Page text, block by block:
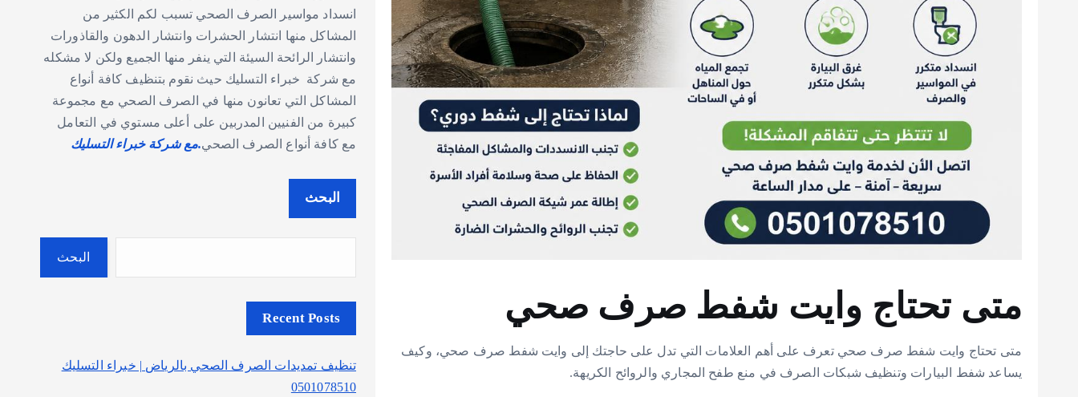
متى تحتاج وايت شفط صرف صحي
متى تحتاج وايت شفط صرف صحي تعرف على أهم العلامات التي تدل على حاجتك إلى وايت شفط صرف صحي، وكيف
يساعد شفط البيارات وتنظيف شبكات الصرف في منع طفح المجاري والروائح الكريهة.
انسداد مواسير الصرف الصحي تسبب لكم الكثير من
المشاكل منها انتشار الحشرات وانتشار الدهون والقاذورات
وانتشار الرائحة السيئة التي ينفر منها الجميع ولكن لا مشكله
مع شركة خبراء التسليك حيث نقوم بتنظيف كافة أنواع
المشاكل التي تعانون منها في الصرف الصحي مع مجموعة
كبيرة من الفنيين المدربين على أعلى مستوي في التعامل
مع كافة أنواع الصرف الصحي.مع شركة خبراء التسليك
البحث
البحث
Recent Posts
تنظيف تمديدات الصرف الصحي بالرياض | خبراء التسليك
0501078510